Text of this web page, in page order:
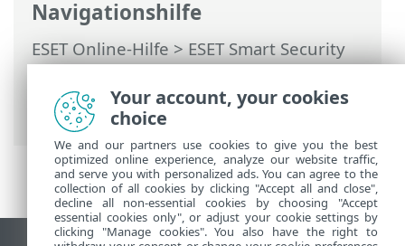
Navigationshilfe
ESET Online-Hilfe>ESET Smart Security
Premium>Arbeiten mit ESET Smart
Security Premium>Tools > Ausgeführte
Prozesse
Your account, your cookies
choice
We and our partners use cookies to give you the best
optimized online experience, analyze our website traffic,
and serve you with personalized ads. You can agree to the
collection of all cookies by clicking "Accept all and close",
decline all non-essential cookies by choosing "Accept
essential cookies only", or adjust your cookie settings by
clicking "Manage cookies". You also have the right to